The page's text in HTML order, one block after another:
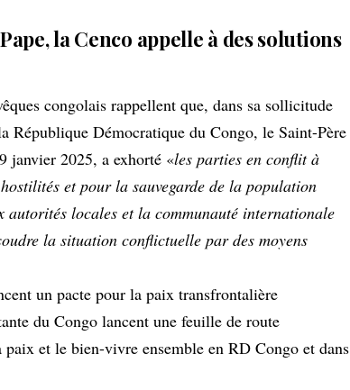
la Cenco appelle à des solutions
congolais rappellent que, dans sa sollicitude
République Démocratique du Congo, le Saint-Père
janvier 2025, a exhorté «les parties en conflit à
et pour la sauvegarde de la population
autorités locales et la communauté internationale
la situation conflictuelle par des moyens
du Congo lancent une feuille de route
et le bien-vivre ensemble en RD Congo et dans